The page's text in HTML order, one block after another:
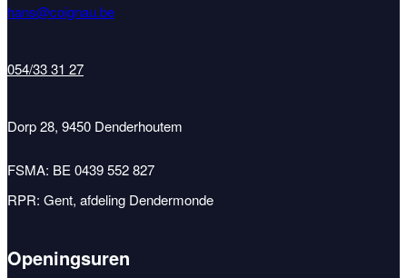
hans@coignau.be
054/33 31 27
Dorp 28, 9450 Denderhoutem
FSMA: BE 0439 552 827
RPR: Gent, afdeling Dendermonde
Openingsuren